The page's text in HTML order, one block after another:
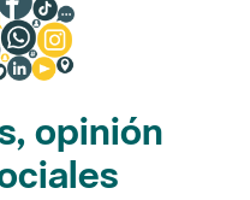
opinión